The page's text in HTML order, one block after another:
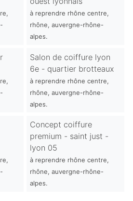
à reprendre rhône centre,
rhône, auvergne-rhône-
alpes.
Salon de coiffure lyon
6e - quartier brotteaux
à reprendre rhône centre,
rhône, auvergne-rhône-
alpes.
Concept coiffure
premium - saint just -
lyon 05
à reprendre rhône centre,
rhône, auvergne-rhône-
alpes.